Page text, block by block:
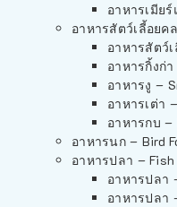
อาหารเมีย
อาหารสัตว์เลี้อยค
อาหารสัตว์
อาหารกิ้งก่
อาหารงู –
อาหารเต่า
อาหารกบ –
อาหารนก – Bird
อาหารปลา – Fish
อาหารปลา
อาหารปลา